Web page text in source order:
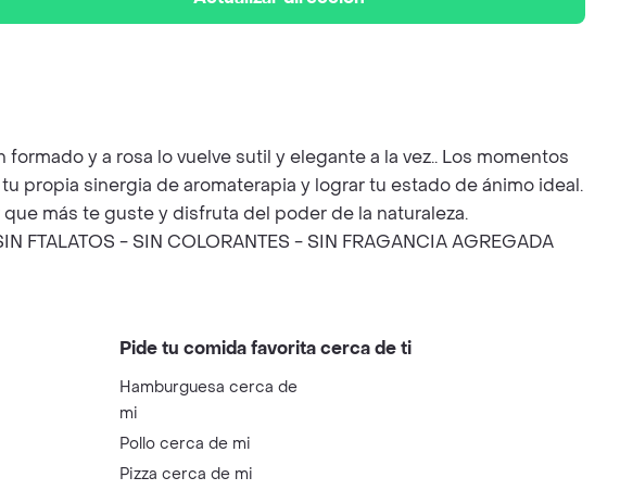
y a rosa lo vuelve sutil y elegante a la vez.. Los momentos
propia sinergia de aromaterapia y lograr tu estado de ánimo ideal.
más te guste y disfruta del poder de la naturaleza.
FTALATOS - SIN COLORANTES - SIN FRAGANCIA AGREGADA
Pide tu comida favorita cerca de ti
Hamburguesa cerca de
mi
Pollo cerca de mi
Pizza cerca de mi